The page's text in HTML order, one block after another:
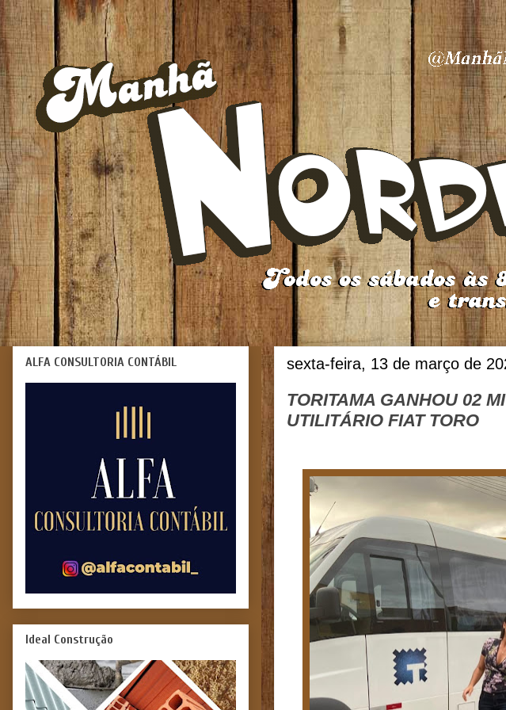
sexta-feira, 13 de março de
TORITAMA GANHOU 02
UTILITÁRIO FIAT TORO
ALFA CONSULTORIA CONTÁBIL
Ideal Construção